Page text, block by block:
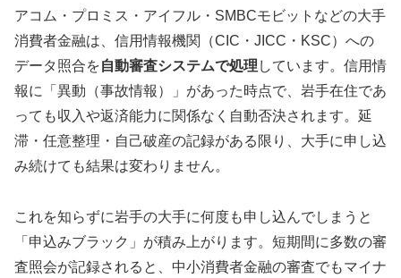
アコム・プロミス・アイフル・SMBCモビットなどの大手
消費者金融は、信用情報機関（CIC・JICC・KSC）への
データ照合を自動審査システムで処理 しています。信用情
報に「異動（事故情報）」があった時点で、岩手在住であ
っても収入や返済能力に関係なく自動否決されます。延
滞・任意整理・自己破産の記録がある限り、大手に申し込
み続けても結果は変わりません。
これを知らずに岩手の大手に何度も申し込んでしまうと
「申込みブラック」が積み上がります。短期間に多数の審
査照会が記録されると、中小消費者金融の審査でもマイナ